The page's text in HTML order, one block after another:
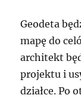
Geodeta
mapę do
architekt
projektu i
działce. Po